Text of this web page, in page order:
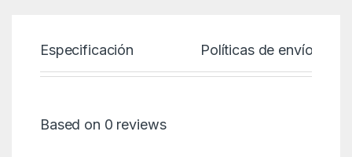
Especificación Políticas de envío
Based on 0 reviews